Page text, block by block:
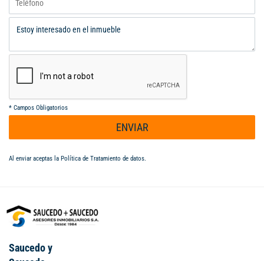
* Campos Obligatorios
ENVIAR
Al enviar aceptas la Política de Tratamiento de datos.
Saucedo y